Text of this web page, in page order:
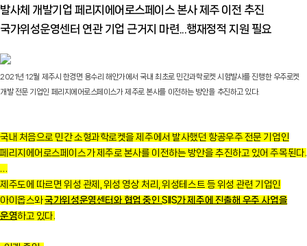
발사체 개발기업 페리지에어로스페이스 본사 제주 이전 추진
국가위성운영센터 연관 기업 근거지 마련...행재정적 지원 필요
2021년 12월 제주시 한경면 용수리 해안가에서 국내 최초로 민간과학로켓 시험발사를 진행한 우주로켓
개발 전문 기업인 페리지에어로스페이스가 제주로 본사를 이전하는 방안을 추진하고 있다.
국내 처음으로 민간 소형과학로켓을 제주에서 발사했던 항공우주 전문 기업인
페리지에어로스페이스가 제주로 본사를 이전하는 방안을 추진하고 있어 주목된다.
…
제주도에 따르면 위성 관제, 위성 영상 처리, 위성테스트 등 위성 관련 기업인
아이옵스와국가위성운영센터와 협업 중인 SIIS가 제주에 진출해 우주 사업을
운영하고 있다.